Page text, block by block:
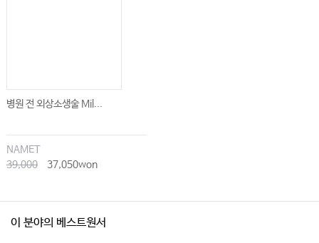
#10. 의사가 환자에 대한 설명의무를 위반하면 형사처벌을 받을까?
#11. 미성년자인 환자에 대한 설명의무는 보호자에게만 이행하면 될까?
어떻게 될까?
#13. ‘의료기관세탁물 관리규칙’은 입원실이 없는 의원급 의료기관에도 해당되
거나, 사건을 무마해 주겠다며 돈을 요구하면 어떻게 대응해야 할까?
병원 전 외상소생술 Mil...
NAMET
39,000
37,050won
이 분야의 베스트원서